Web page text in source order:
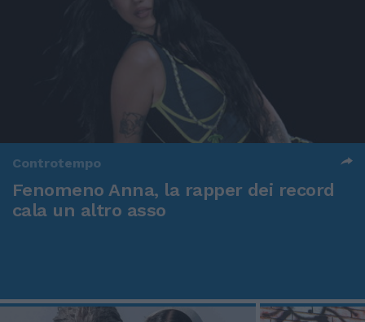
Controtempo
Fenomeno Anna, la rapper dei record
cala un altro asso